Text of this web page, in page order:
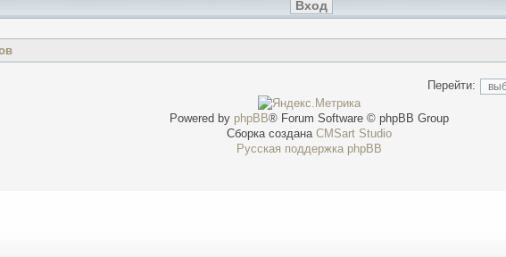
Перейти:
Powered by phpBB® Forum Software © phpBB Group
Сборка созданаCMSart Studio
Русская поддержка phpBB